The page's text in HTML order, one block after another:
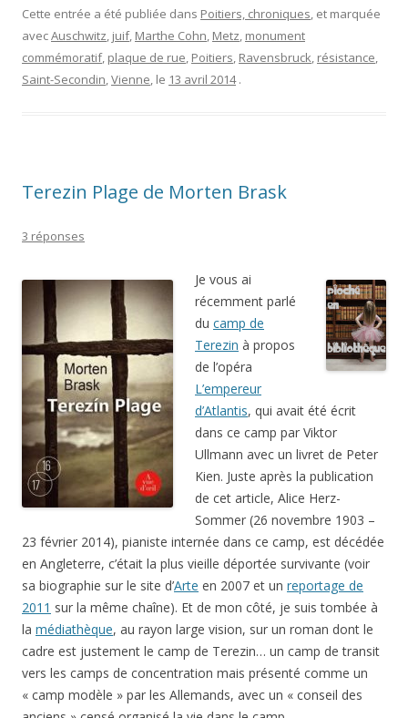
Cette entrée a été publiée dans Poitiers, chroniques, et marquée
avecAuschwitz, juif, Marthe Cohn, Metz, monument
commémoratif, plaque de rue, Poitiers, Ravensbruck, résistance,
Saint-Secondin,Vienne, le 13 avril 2014 .
Terezin Plage de Morten Brask
3 réponses
Je vous ai
récemment parlé
du camp de
Terezin à propos
de l’opéra
L’empereur
d’Atlantis, qui avait été écrit
dans ce camp par Viktor
Ullmann avec un livret de Peter
Kien. Juste après la publication
de cet article, Alice Herz-
Sommer (26 novembre 1903 –
23 février 2014), pianiste internée dans ce camp, est décédée
en Angleterre, c’était la plus vieille déportée survivante (voir
sa biographie sur le site d’Arte en 2007 et un reportage de
2011 sur la même chaîne). Et de mon côté, je suis tombée à
la médiathèque, au rayon large vision, sur un roman dont le
cadre est justement le camp de Terezin… un camp de transit
vers les camps de concentration mais présenté comme un
« camp modèle » par les Allemands, avec un « conseil des